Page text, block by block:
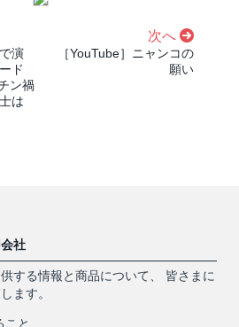
演
ド
ン禍
は
次へ
［YouTube］ニャンコの
願い
社
する情報と商品について、 皆さまに
ます。
こと